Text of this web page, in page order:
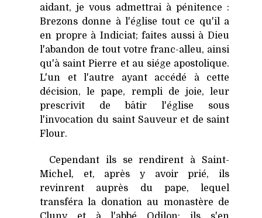
aidant, je vous admettrai à pénitence :
Brezons donne à l'église tout ce qu'il a
en propre à Indiciat; faites aussi à Dieu
l'abandon de tout votre franc-alleu, ainsi
qu'à saint Pierre et au siége apostolique.
L'un et l'autre ayant accédé à cette
décision, le pape, rempli de joie, leur
prescrivit de bâtir l'église sous
l'invocation du saint Sauveur et de saint
Flour.
Cependant ils se rendirent à Saint-
Michel, et, après y avoir prié, ils
revinrent auprès du pape, lequel
transféra la donation au monastère de